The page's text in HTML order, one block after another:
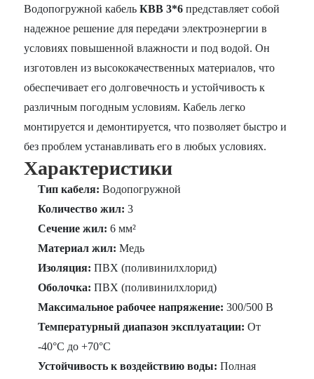
Водопогружной кабельКВВ 3*6 представляет собой
надежное решение для передачи электроэнергии в
условиях повышенной влажности и под водой. Он
изготовлен из высококачественных материалов, что
обеспечивает его долговечность и устойчивость к
различным погодным условиям. Кабель легко
монтируется и демонтируется, что позволяет быстро и
без проблем устанавливать его в любых условиях.
Характеристики
Тип кабеля: Водопогружной
Количество жил: 3
Сечение жил: 6 мм²
Материал жил: Медь
Изоляция: ПВХ (поливинилхлорид)
Оболочка: ПВХ (поливинилхлорид)
Максимальное рабочее напряжение: 300/500 В
Температурный диапазон эксплуатации: От
-40°C до +70°C
Устойчивость к воздействию воды: Полная